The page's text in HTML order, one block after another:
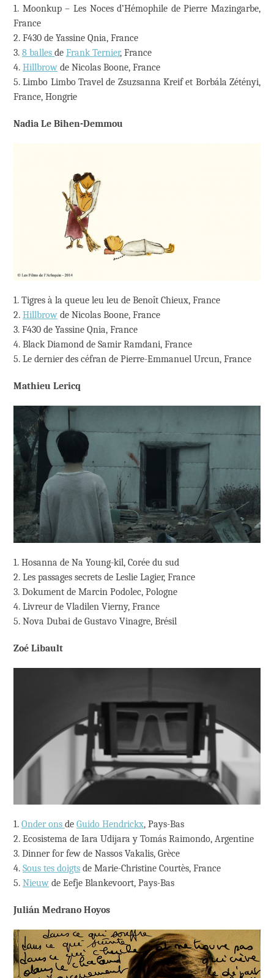
1. Moonkup – Les Noces d’Hémophile de Pierre Mazingarbe,
France
2. F430 de Yassine Qnia, France
3. 8 balles de Frank Ternier, France
4. Hillbrow de Nicolas Boone, France
5. Limbo Limbo Travel de Zsuzsanna Kreif et Borbála Zétényi,
France, Hongrie
Nadia Le Bihen-Demmou
1. Tigres à la queue leu leu de Benoît Chieux, France
2. Hillbrow de Nicolas Boone, France
3. F430 de Yassine Qnia, France
4. Black Diamond de Samir Ramdani, France
5. Le dernier des céfran de Pierre-Emmanuel Urcun, France
Mathieu Lericq
1. Hosanna de Na Young-kil, Corée du sud
2. Les passages secrets de Leslie Lagier, France
3. Dokument de Marcin Podolec, Pologne
4. Livreur de Vladilen Vierny, France
5. Nova Dubai de Gustavo Vinagre, Brésil
Zoé Libault
1. Onder ons de Guido Hendrickx, Pays-Bas
2. Ecosistema de Iara Udijara y Tomás Raimondo, Argentine
3. Dinner for few de Nassos Vakalis, Grèce
4. Sous tes doigts de Marie-Christine Courtès, France
5. Nieuw de Eefje Blankevoort, Pays-Bas
Julián Medrano Hoyos